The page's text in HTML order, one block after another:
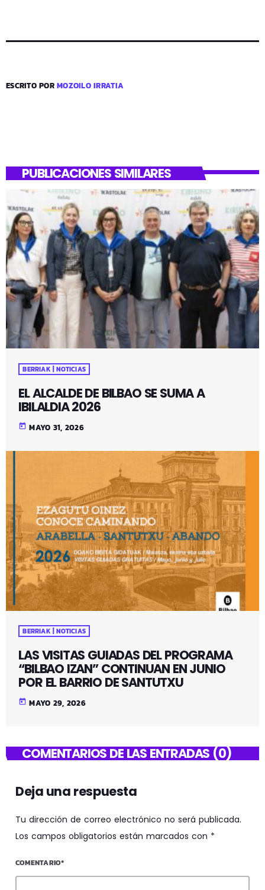
ESCRITO PORMOZOILO IRRATIA
PUBLICACIONES SIMILARES
BERRIAK | NOTICIAS
EL ALCALDE DE BILBAO SE SUMA A
IBILALDIA 2026
today MAYO 31, 2026
BERRIAK | NOTICIAS
LAS VISITAS GUIADAS DEL PROGRAMA
“BILBAO IZAN” CONTINUAN EN JUNIO
POR EL BARRIO DE SANTUTXU
today MAYO 29, 2026
COMENTARIOS DE LAS ENTRADAS (0)
Deja una respuesta
Tu dirección de correo electrónico no será publicada.
Los campos obligatorios están marcados con *
COMENTARIO*